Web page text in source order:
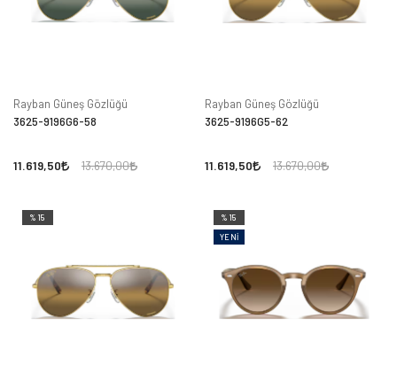
Rayban Güneş Gözlüğü
3625-9196G6-58
11.619,50 13.670,00
Rayban Güneş Gözlüğü
3625-9196G5-62
11.619,50 13.670,00
%15
%15
YENI